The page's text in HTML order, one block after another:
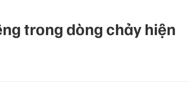
trong dòng chảy hiện